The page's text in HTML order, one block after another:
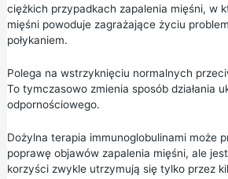
ciężkich przypadkach zapalenia mięśni, w
mięśni powoduje zagrażające życiu
połykaniem.
Polega na wstrzyknięciu normalnych
To tymczasowo zmienia sposób działania
odpornościowego.
Dożylna terapia immunoglobulinami może
poprawę objawów zapalenia mięśni, ale
korzyści zwykle utrzymują się tylko przez